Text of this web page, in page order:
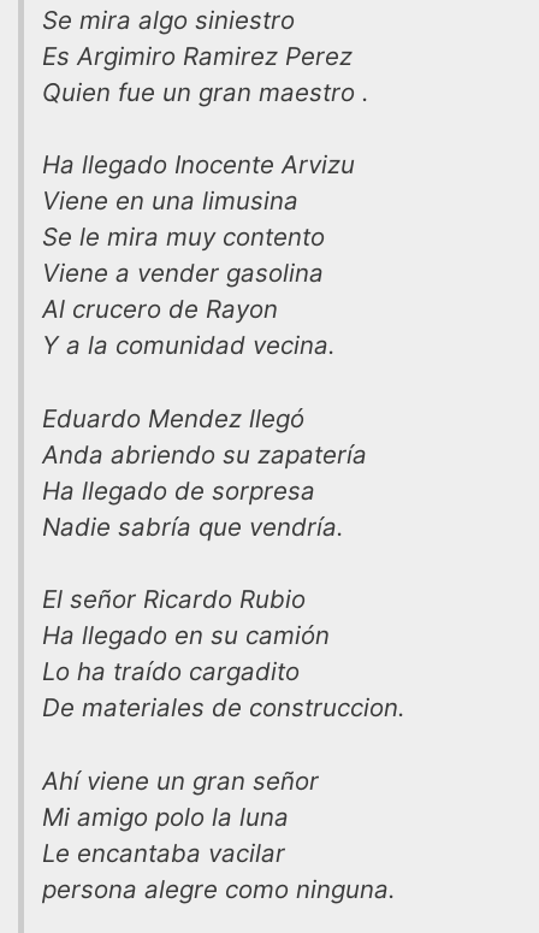
Se mira algo siniestro
Es Argimiro Ramirez Perez
Quien fue un gran maestro .
Ha llegado Inocente Arvizu
Viene en una limusina
Se le mira muy contento
Viene a vender gasolina
Al crucero de Rayon
Y a la comunidad vecina.
Eduardo Mendez llegó
Anda abriendo su zapatería
Ha llegado de sorpresa
Nadie sabría que vendría.
El señor Ricardo Rubio
Ha llegado en su camión
Lo ha traído cargadito
De materiales de construccion.
Ahí viene un gran señor
Mi amigo polo la luna
Le encantaba vacilar
persona alegre como ninguna.